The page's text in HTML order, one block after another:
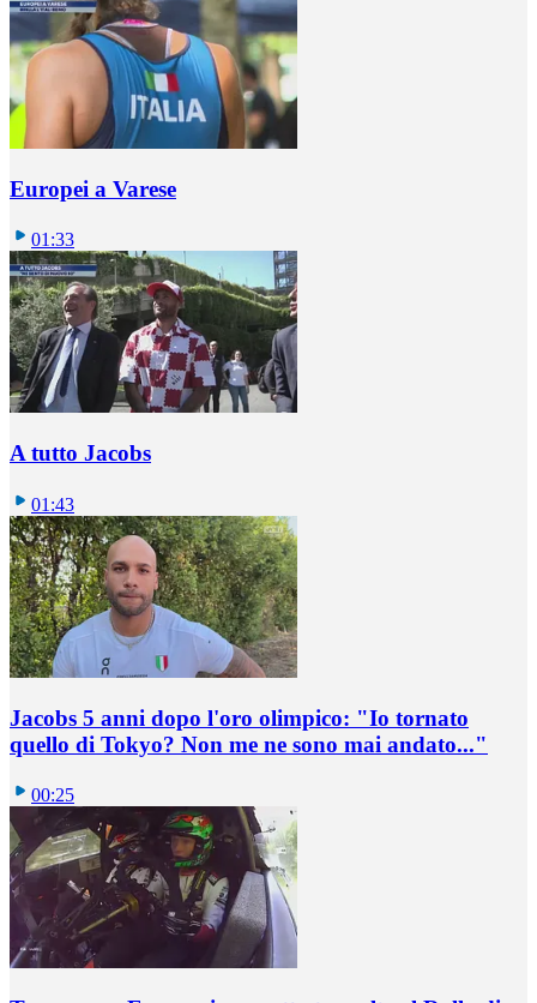
Europei a Varese
01:33
A tutto Jacobs
01:43
Jacobs 5 anni dopo l'oro olimpico: "Io tornato
quello di Tokyo? Non me ne sono mai andato..."
00:25